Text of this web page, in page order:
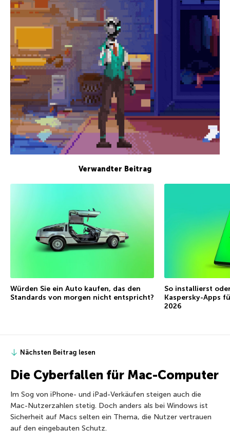
Verwandter Beitrag
Würden Sie ein Auto kaufen, das den
Standards von morgen nicht entspricht?
So installierst
Kaspersky-Apps
2026
Nächsten Beitrag lesen
Die Cyberfallen für Mac-Computer
Im Sog von iPhone- und iPad-Verkäufen steigen auch die
Mac-Nutzerzahlen stetig. Doch anders als bei Windows ist
Sicherheit auf Macs selten ein Thema, die Nutzer vertrauen
auf den eingebauten Schutz.